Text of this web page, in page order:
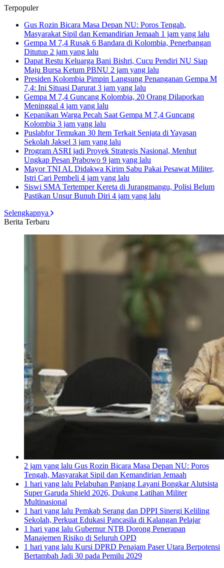
Terpopuler
Gus Rozin Bicara Masa Depan NU: Poros Tengah,
Masyarakat Sipil dan Kemandirian Jemaah 1 jam yang lalu
Gempa M 7,4 Rusak 6 Bandara di Kolombia, Penerbangan
Ditutup 2 jam yang lalu
Dapat Restu Keluarga Bani Bishri, Cucu Pendiri NU Siap
Maju Bursa Ketum PBNU 2 jam yang lalu
Presiden Kolombia Pimpin Langsung Penanganan Gempa M
7,4: Ini Situasi Darurat 3 jam yang lalu
Gempa M 7,4 Guncang Kolombia, 20 Orang Dilaporkan
Meninggal 4 jam yang lalu
Kepanikan Warga Pecah Saat Gempa M 7,4 Guncang
Kolombia 3 jam yang lalu
Puslabfor Temukan 30 Item Terkait Senjata di Yayasan
Sekolah Jaksel 3 jam yang lalu
Program ASRI jadi Proyek Strategis Nasional, Menhut
Ungkap Pesan Prabowo 9 jam yang lalu
Mayor TNI AL Didakwa Kirim Sabu Pakai Pesawat Militer,
Istri Cari Pembeli 4 jam yang lalu
Siswi SMA Tertemper Kereta di Jurangmangu, Polisi Belum
Pastikan Unsur Bunuh Diri 4 jam yang lalu
Selengkapnya
Berita Terbaru
2 jam yang lalu Gus Rozin Bicara Masa Depan NU: Poros
Tengah, Masyarakat Sipil dan Kemandirian Jemaah
1 hari yang lalu Pelabuhan Panjang Layani Bongkar Alutsista
Super Garuda Shield 2026, Dukung Latihan Militer
Multinasional
1 hari yang lalu Pemkab Serang dan DPPI Sinergi Keliling
Sekolah, Perkuat Edukasi Pancasila di Kalangan Pelajar
1 hari yang lalu Gubernur NTB Dorong Penerapan
Manajemen Risiko di Seluruh OPD
1 hari yang lalu Kursi DPRD Penajam Paser Utara Berpotensi
Bertambah Jadi 30 pada Pemilu 2029